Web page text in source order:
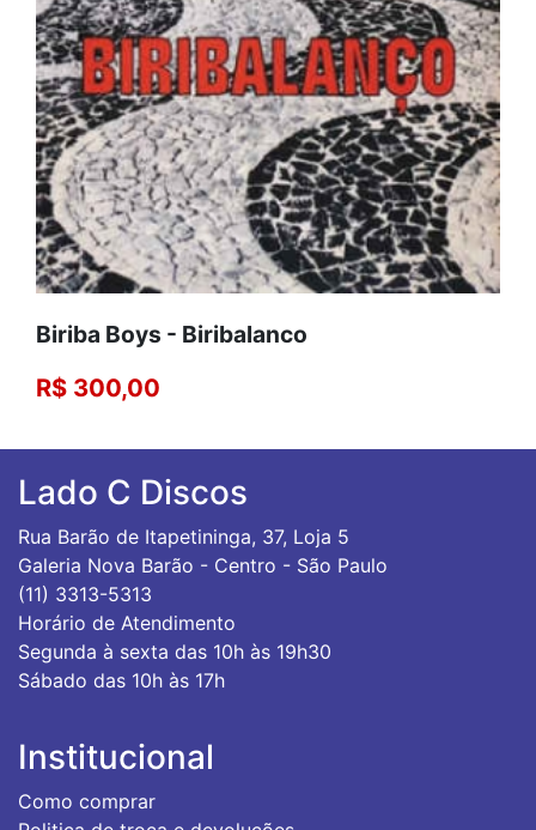
Biriba Boys - Biribalanco
R$ 300,00
Lado C Discos
Rua Barão de Itapetininga, 37, Loja 5
Galeria Nova Barão - Centro - São Paulo
(11) 3313-5313
Horário de Atendimento
Segunda à sexta das 10h às 19h30
Sábado das 10h às 17h
Institucional
Como comprar